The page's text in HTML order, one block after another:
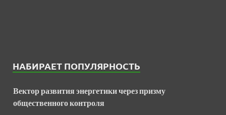
НАБИРАЕТ ПОПУЛЯРНОСТЬ
Вектор развития энергетики через призму
общественного контроля